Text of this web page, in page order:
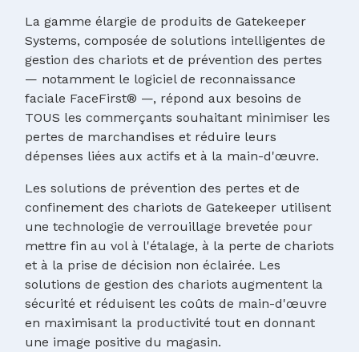
La gamme élargie de produits de Gatekeeper
Systems, composée de solutions intelligentes de
gestion des chariots et de prévention des pertes
— notamment le logiciel de reconnaissance
faciale FaceFirst® —, répond aux besoins de
TOUS les commerçants souhaitant minimiser les
pertes de marchandises et réduire leurs
dépenses liées aux actifs et à la main-d'œuvre.
Les solutions de prévention des pertes et de
confinement des chariots de Gatekeeper utilisent
une technologie de verrouillage brevetée pour
mettre fin au vol à l'étalage, à la perte de chariots
et à la prise de décision non éclairée. Les
solutions de gestion des chariots augmentent la
sécurité et réduisent les coûts de main-d'œuvre
en maximisant la productivité tout en donnant
une image positive du magasin.